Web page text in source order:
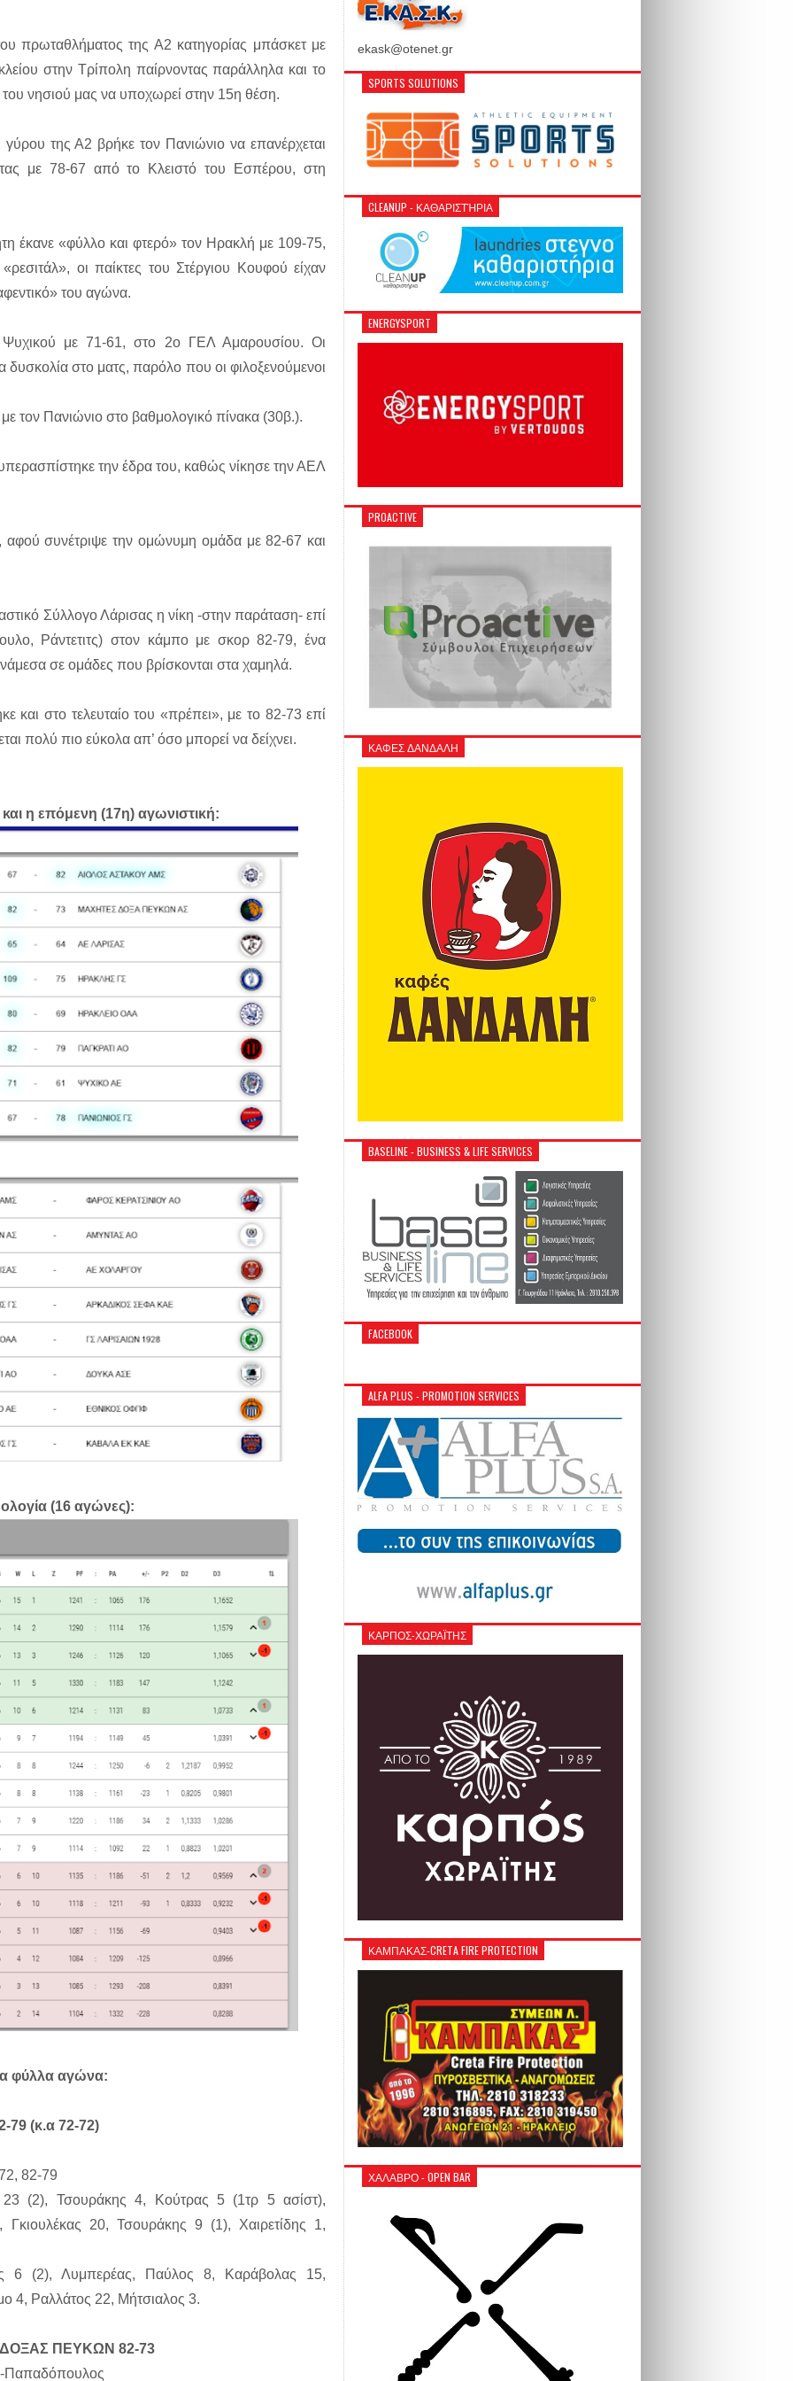
πρωταθλήματος της Α2 κατηγορίας μπάσκετ με
στην Τρίπολη παίρνοντας παράλληλα και το
νησιού μας να υποχωρεί στην 15η θέση.
της Α2 βρήκε τον Πανιώνιο να επανέρχεται
με 78-67 από το Κλειστό του Εσπέρου, στη
έκανε «φύλλο και φτερό» τον Ηρακλή με 109-75,
οι παίκτες του Στέργιου Κουφού είχαν
του αγώνα.
με 71-61, στο 2ο ΓΕΛ Αμαρουσίου. Οι
δυσκολία στο ματς, παρόλο που οι φιλοξενούμενοι
τον Πανιώνιο στο βαθμολογικό πίνακα (30β.).
την έδρα του, καθώς νίκησε την ΑΕΛ
συνέτριψε την ομώνυμη ομάδα με 82-67 και
Σύλλογο Λάρισας η νίκη -στην παράταση- επί
Ράντετιτς) στον κάμπο με σκορ 82-79, ένα
σε ομάδες που βρίσκονται στα χαμηλά.
και στο τελευταίο του «πρέπει», με το 82-73 επί
πολύ πιο εύκολα απ’ όσο μπορεί να δείχνει.
η επόμενη (17η) αγωνιστική:
(16 αγώνες):
φύλλα αγώνα:
(κ.α 72-72)
82-79
23 (2), Τσουράκης 4, Κούτρας 5 (1τρ 5 ασίστ),
20, Τσουράκης 9 (1), Χαιρετίδης 1,
6 (2), Λυμπερέας, Παύλος 8, Καράβολας 15,
4, Ραλλάτος 22, Μήτσιαλος 3.
ΠΕΥΚΩΝ 82-73
Παπαδόπουλος
ekask@otenet.gr
SPORTS SOLUTIONS
CLEANUP - ΚΑΘΑΡΙΣΤΉΡΙΑ
ENERGYSPORT
PROACTIVE
ΚΑΦΕΣ ΔΑΝΔΑΛΗ
BASELINE - BUSINESS & LIFE SERVICES
FACEBOOK
ALFA PLUS - PROMOTION SERVICES
ΚΑΡΠΟΣ-ΧΩΡΑΪΤΗΣ
ΚΑΜΠΑΚΑΣ-CRETA FIRE PROTECTION
ΧΑΛΑΒΡΟ - OPEN BAR